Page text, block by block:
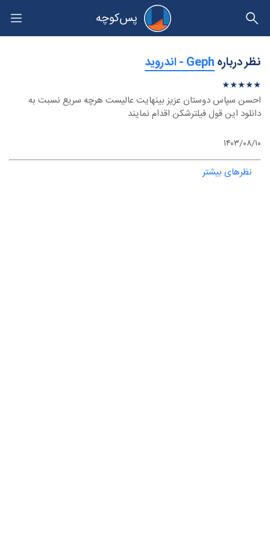
پس‌کوچه
حریم خصوصی
نظر درباره‫Geph - اندروید
★★★★★
★
★
★
★
★
احسن سپاس دوستان عزیز بینهایت عالیست هرچه سریع نسبت به
دانلود این قول فیلترشکن اقدام نمایند
۱۴۰۳/۰۸/۱۰
نظرهای بیشتر